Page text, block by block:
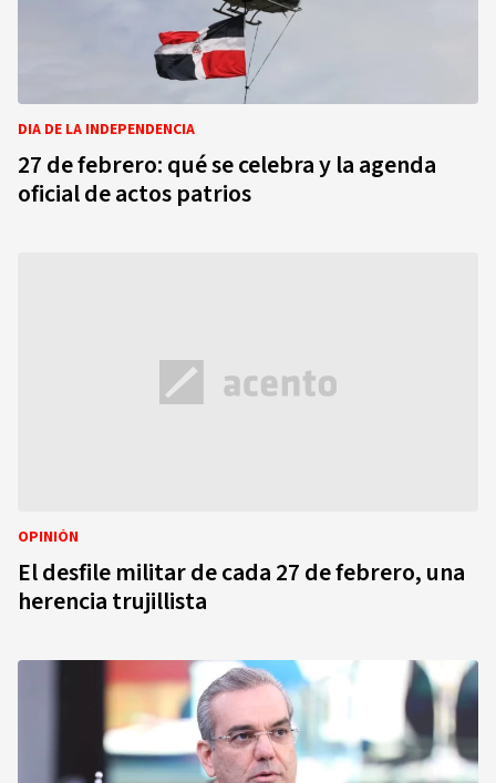
DIA DE LA INDEPENDENCIA
27 de febrero: qué se celebra y la agenda
oficial de actos patrios
OPINIÓN
El desfile militar de cada 27 de febrero, una
herencia trujillista